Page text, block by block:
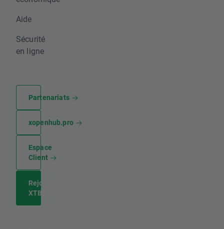
Aide
Sécurité
en ligne
Partenariats
xopenhub.pro
Espace
Client
Rejoignez
XTB